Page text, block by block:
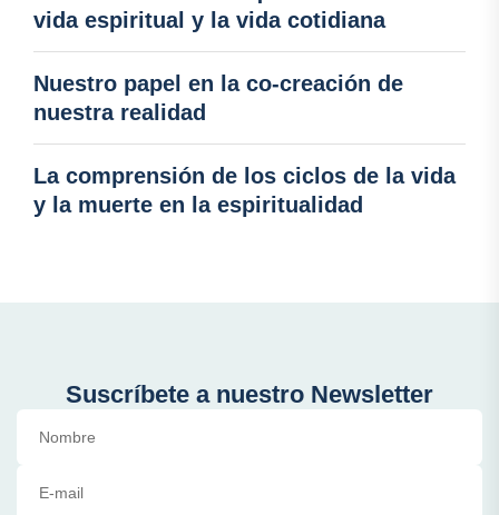
vida espiritual y la vida cotidiana
Nuestro papel en la co-creación de
nuestra realidad
La comprensión de los ciclos de la vida
y la muerte en la espiritualidad
Suscríbete a nuestro Newsletter